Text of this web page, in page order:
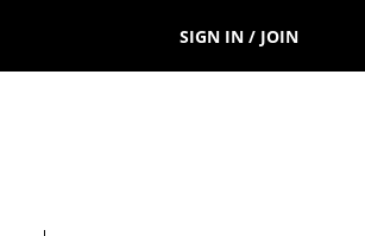
SIGN IN / JOIN